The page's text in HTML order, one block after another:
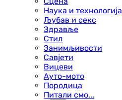
Наука и технологија
Љубав и секс
Здравље
Стил
Занимљивости
Савјети
Вицеви
Ауто-мото
Породица
Питали смо...